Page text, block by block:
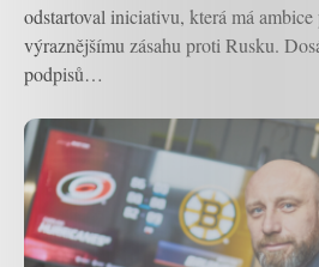
odstartoval iniciativu, která má ambice
výraznějšímu zásahu proti Rusku.
podpisů…